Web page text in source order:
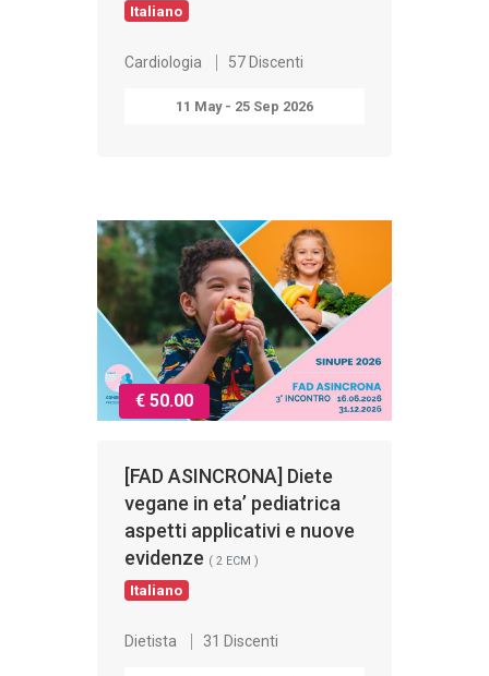
Italiano
Cardiologia 57 Discenti
11 May - 25 Sep 2026
€ 50.00
[FAD ASINCRONA] Diete
vegane in eta’ pediatrica
aspetti applicativi e nuove
evidenze ( 2 ECM )
Italiano
Dietista 31 Discenti